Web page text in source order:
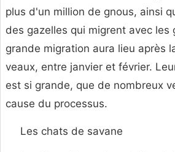
plus d'un million de gnous, ainsi
des gazelles qui migrent avec les
grande migration aura lieu après
veaux, entre janvier et février.
est si grande, que de nombreux
cause du processus.
Les chats de savane